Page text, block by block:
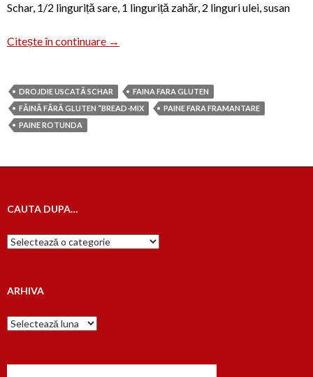
Schar, 1/2 linguriță sare, 1 linguriță zahăr, 2 linguri ulei, susan
Citește în continuare Pâine fără gluten, cu susan
→
DROJDIE USCATĂ SCHAR
FAINA FARA GLUTEN
FĂINĂ FĂRĂ GLUTEN “BREAD-MIX
PAINE FARA FRAMANTARE
PAINE ROTUNDA
CAUTA DUPA…
Cauta
dupa…
ARHIVA
Arhiva